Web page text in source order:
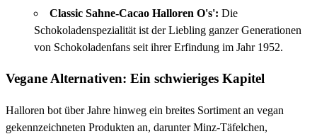
Classic Sahne-Cacao Halloren O's': Die
Schokoladenspezialität ist der Liebling ganzer Generationen
von Schokoladenfans seit ihrer Erfindung im Jahr 1952.
Vegane Alternativen: Ein schwieriges Kapitel
Halloren bot über Jahre hinweg ein breites Sortiment an vegan
gekennzeichneten Produkten an, darunter Minz-Täfelchen,